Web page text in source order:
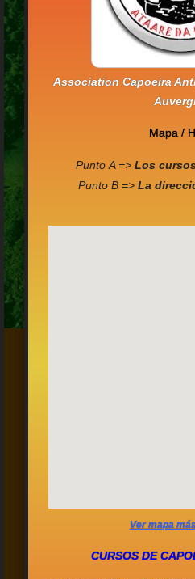
Association Capoeira
Mapa /
Punto A => Los
Punto B => La
Ver mapa
CURSOS DE